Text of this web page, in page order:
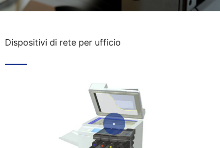
Dispositivi di rete per ufficio